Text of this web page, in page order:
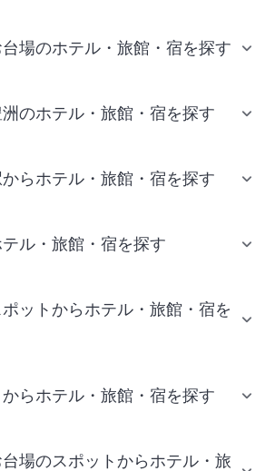
場のホテル・旅館・宿を探す
のホテル・旅館・宿を探す
らホテル・旅館・宿を探す
ル・旅館・宿を探す
ットからホテル・旅館・宿を
らホテル・旅館・宿を探す
場のスポットからホテル・旅